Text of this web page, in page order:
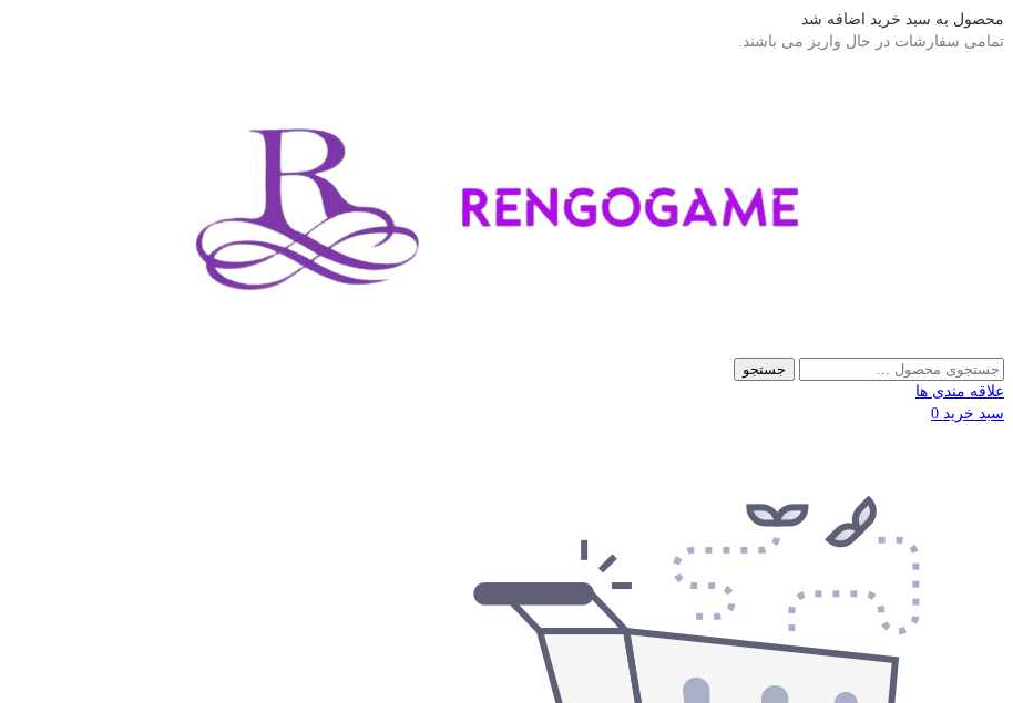
محصول به سبد خرید اضافه شد
تمامی سفارشات در حال واریز می باشند.
جستجو
علاقه مندی ها
سبد خرید 0